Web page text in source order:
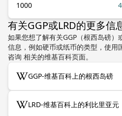
1000
有关GGP或LRD的更多信
如果您想了解有关GGP（根西岛磅）
信息，例如硬币或纸币的类型，使用
咨询 相关的维基百科页面。
GGP-维基百科上的根西岛磅
LRD-维基百科上的利比里亚元